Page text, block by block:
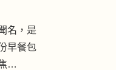
名，是
早餐包
…